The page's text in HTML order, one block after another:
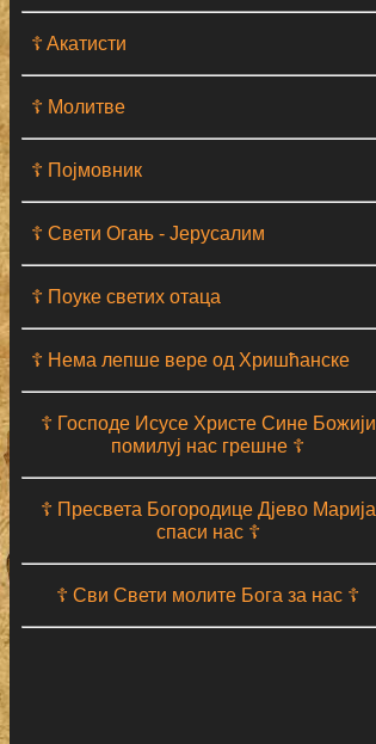
☦ Aкатисти
☦ Молитве
☦ Појмовник
☦ Свети Огањ - Јерусалим
☦ Поуке светих отаца
☦ Нема лепше вере од Хришћанске
☦ Господе Исусе Христе Сине Божији
помилуј нас грешне ☦
☦ Пресвета Богородице Дјево Марија
спаси нас ☦
☦ Сви Свети молите Бога за нас ☦